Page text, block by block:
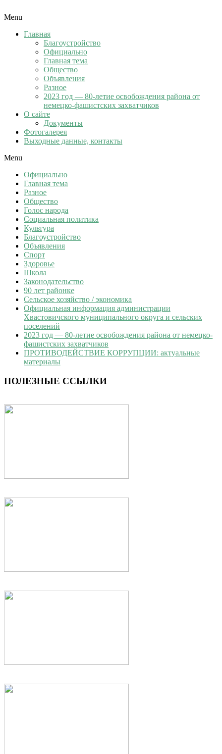
Menu
Главная
Благоустройство
Официально
Главная тема
Общество
Объявления
Разное
2023 год — 80-летие освобождения района от
немецко-фашистских захватчиков
О сайте
Документы
Фотогалерея
Выходные данные, контакты
Menu
Официально
Главная тема
Разное
Общество
Голос народа
Социальная политика
Культура
Благоустройство
Объявления
Спорт
Здоровье
Школа
Законодательство
90 лет районке
Сельское хозяйство / экономика
Официальная информация администрации
Хвастовичского муниципального округа и сельских
поселений
2023 год — 80-летие освобождения района от немецко-
фашистских захватчиков
ПРОТИВОДЕЙСТВИЕ КОРРУПЦИИ: актуальные
материалы
ПОЛЕЗНЫЕ ССЫЛКИ